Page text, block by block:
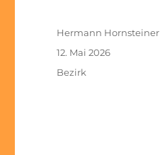
Autor
Hermann Hornsteiner
Veröffentlicht
12. Mai 2026
Kategorien
Bezirk